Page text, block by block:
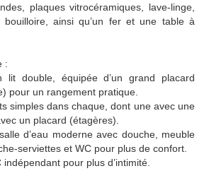
plaques vitrocéramiques, lave-linge,
bouilloire, ainsi qu’un fer et une table à
:
lit double, équipée d’un grand placard
pour un rangement pratique.
simples dans chaque, dont une avec une
un placard (étagères).
d’eau moderne avec douche, meuble
serviettes et WC pour plus de confort.
pour plus d’intimité.